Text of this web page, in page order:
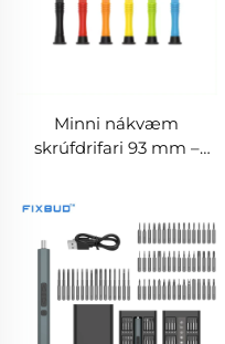
Minni nákvæm
skrúfdrifari 93 mm –
snúðbærri hylku